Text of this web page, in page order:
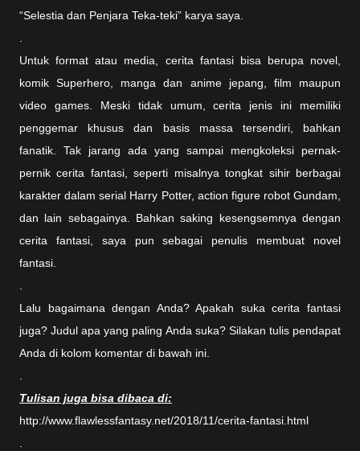
“Selestia dan Penjara Teka-teki” karya saya.
Untuk format atau media, cerita fantasi bisa berupa novel,
komik Superhero, manga dan anime jepang, film maupun
video games. Meski tidak umum, cerita jenis ini memiliki
penggemar khusus dan basis massa tersendiri, bahkan
fanatik. Tak jarang ada yang sampai mengkoleksi pernak-
pernik cerita fantasi, seperti misalnya tongkat sihir berbagai
karakter dalam serial Harry Potter, action figure robot Gundam,
dan lain sebagainya. Bahkan saking kesengsemnya dengan
cerita fantasi, saya pun sebagai penulis membuat novel
fantasi.
Lalu bagaimana dengan Anda? Apakah suka cerita fantasi
juga? Judul apa yang paling Anda suka? Silakan tulis pendapat
Anda di kolom komentar di bawah ini.
Tulisan juga bisa dibaca di:
http://www.flawlessfantasy.net/2018/11/cerita-fantasi.html